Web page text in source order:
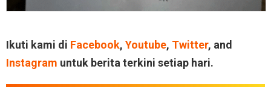
Ikuti kami di Facebook, Youtube, Twitter, and
Instagram untuk berita terkini setiap hari.